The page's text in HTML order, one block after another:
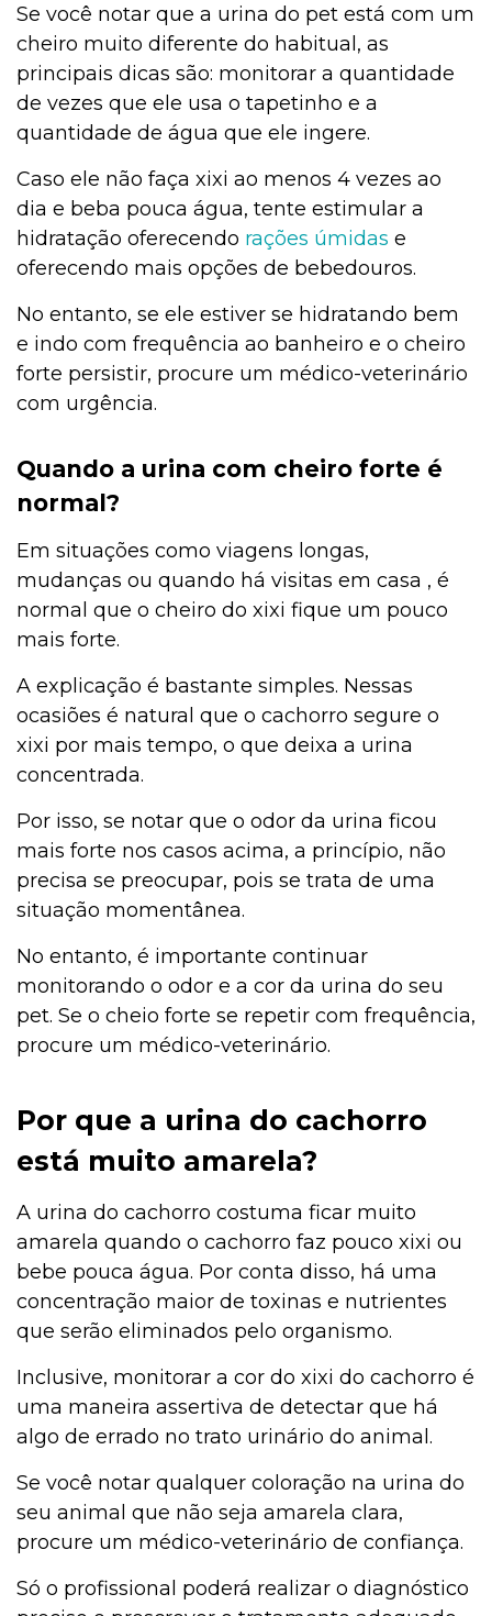
Se você notar que a urina do pet está com um
cheiro muito diferente do habitual, as
principais dicas são: monitorar a quantidade
de vezes que ele usa o tapetinho e a
quantidade de água que ele ingere.
Caso ele não faça xixi ao menos 4 vezes ao
dia e beba pouca água, tente estimular a
hidratação oferecendo rações úmidas e
oferecendo mais opções de bebedouros.
No entanto, se ele estiver se hidratando bem
e indo com frequência ao banheiro e o cheiro
forte persistir, procure um médico-veterinário
com urgência.
Quando a urina com cheiro forte é
normal?
Em situações como viagens longas,
mudanças ou quando há visitas em casa , é
normal que o cheiro do xixi fique um pouco
mais forte.
A explicação é bastante simples. Nessas
ocasiões é natural que o cachorro segure o
xixi por mais tempo, o que deixa a urina
concentrada.
Por isso, se notar que o odor da urina ficou
mais forte nos casos acima, a princípio, não
precisa se preocupar, pois se trata de uma
situação momentânea.
No entanto, é importante continuar
monitorando o odor e a cor da urina do seu
pet. Se o cheio forte se repetir com frequência,
procure um médico-veterinário.
Por que a urina do cachorro
está muito amarela?
A urina do cachorro costuma ficar muito
amarela quando o cachorro faz pouco xixi ou
bebe pouca água. Por conta disso, há uma
concentração maior de toxinas e nutrientes
que serão eliminados pelo organismo.
Inclusive, monitorar a cor do xixi do cachorro é
uma maneira assertiva de detectar que há
algo de errado no trato urinário do animal.
Se você notar qualquer coloração na urina do
seu animal que não seja amarela clara,
procure um médico-veterinário de confiança.
Só o profissional poderá realizar o diagnóstico